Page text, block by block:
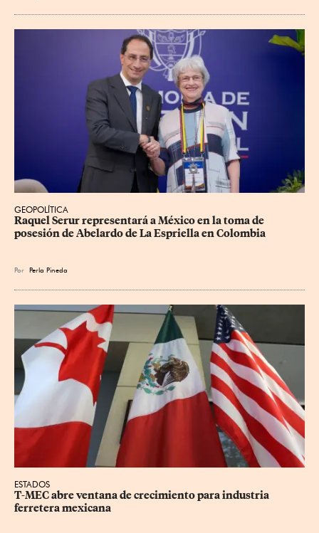
GEOPOLÍTICA
Raquel Serur representará a México en la toma de
posesión de Abelardo de La Espriella en Colombia
Por Perla Pineda
ESTADOS
T-MEC abre ventana de crecimiento para industria
ferretera mexicana